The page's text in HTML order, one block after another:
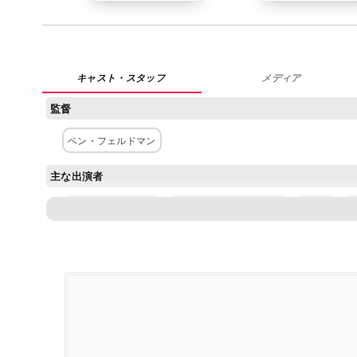
メディア
監督
ベン・フェルドマン
主な出演者